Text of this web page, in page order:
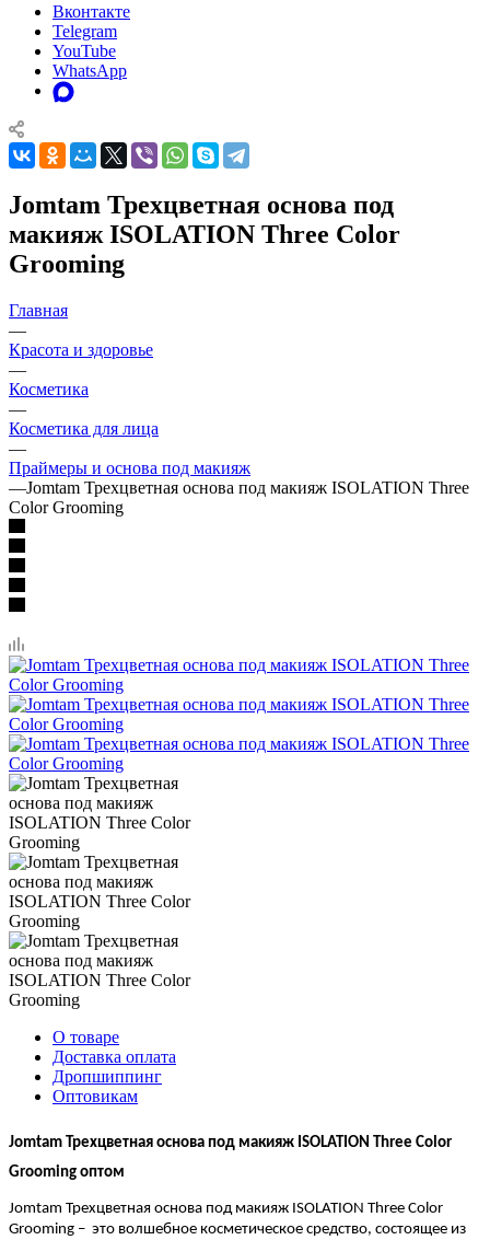
Вконтакте
Telegram
YouTube
WhatsApp
Jomtam Трехцветная основа под
макияж ISOLATION Three Color
Grooming
Главная
—
Красота и здоровье
—
Косметика
—
Косметика для лица
—
Праймеры и основа под макияж
—Jomtam Трехцветная основа под макияж ISOLATION Three
Color Grooming
О товаре
Доставка оплата
Дропшиппинг
Оптовикам
Jomtam Трехцветная основа под макияж ISOLATION Three Color
Grooming оптом
Jomtam Трехцветная основа под макияж ISOLATION Three Color
Grooming – это волшебное косметическое средство, состоящее из